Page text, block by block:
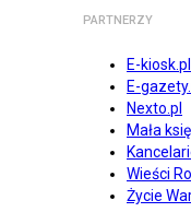
PARTNERZY
E-kiosk.pl
E-
Nexto.pl
Mała
Wieści
Życie